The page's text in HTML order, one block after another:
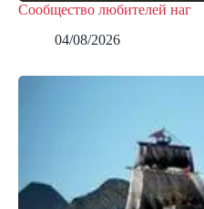
Сообщество любителей наг
04/08/2026